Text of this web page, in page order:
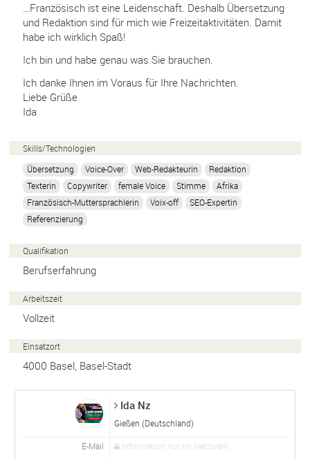
…Französisch ist eine Leidenschaft. Deshalb Übersetzung
und Redaktion sind für mich wie Freizeitaktivitäten. Damit
habe ich wirklich Spaß!
Ich bin und habe genau was Sie brauchen.
Ich danke Ihnen im Voraus für Ihre Nachrichten.
Liebe Grüße
Ida
Skills/Technologien
Übersetzung
Voice-Over Web-Redakteurin
Redaktion
Texterin
Copywriter female Voice Stimme
Afrika
Französisch-Muttersprachlerin
Voix-off
SEO-Expertin
Referenzierung
Qualifikation
Berufserfahrung
Arbeitszeit
Vollzeit
Einsatzort
4000 Basel, Basel-Stadt
Ida Nz
Gießen (Deutschland)
E-Mail Information nur im Netzwerk